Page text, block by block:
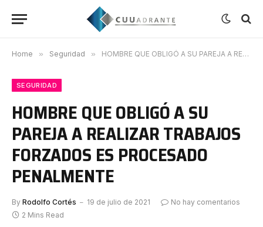
Home » Seguridad » HOMBRE QUE OBLIGÓ A SU PAREJA A REALIZAR TRABAJOS FORZADOS ES PROCESADO PENALMENTE
SEGURIDAD
HOMBRE QUE OBLIGÓ A SU
PAREJA A REALIZAR TRABAJOS
FORZADOS ES PROCESADO
PENALMENTE
By Rodolfo Cortés 19 de julio de 2021
No hay comentarios
2 Mins Read